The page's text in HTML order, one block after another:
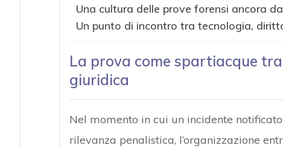
Una cultura delle prove forensi ancora
Un punto di incontro tra tecnologia,
La prova come spartiacque
giuridica
Nel momento in cui un incidente
rilevanza penalistica, l’organizzazione